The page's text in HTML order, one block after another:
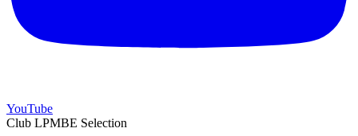
YouTube
Club LPMBE Selection